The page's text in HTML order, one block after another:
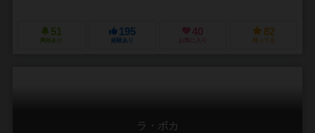
51
興味あり
195
経験あり
40
お気に入り
82
持ってる
ラ・ボカ